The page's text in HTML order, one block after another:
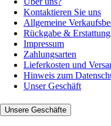
Kontaktieren Sie uns
Allgemeine
Rückgabe & Erstattung
Impressum
Zahlungsarten
Lieferkosten und
Hinweis zum
Unser Geschäft
Unsere Geschäfte